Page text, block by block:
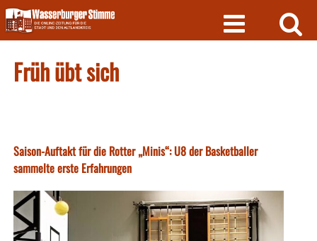
Skip
to
content
Früh übt sich
Saison-Auftakt für die Rotter „Minis“: U8 der Basketballer
sammelte erste Erfahrungen